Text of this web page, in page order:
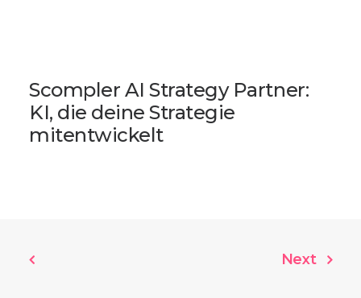
Scompler AI Strategy Partner:
KI, die deine Strategie
mitentwickelt
Next